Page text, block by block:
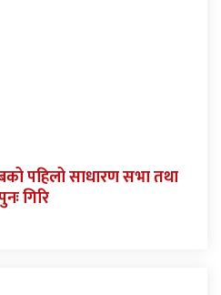
पहिलो साधारण सभा तथा
गिरि